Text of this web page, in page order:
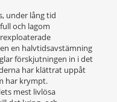
under lång tid
och lagom
en halvtidsavstämning
förskjutningen in i det
har klättrat uppåt
har krympt.
mest livlösa